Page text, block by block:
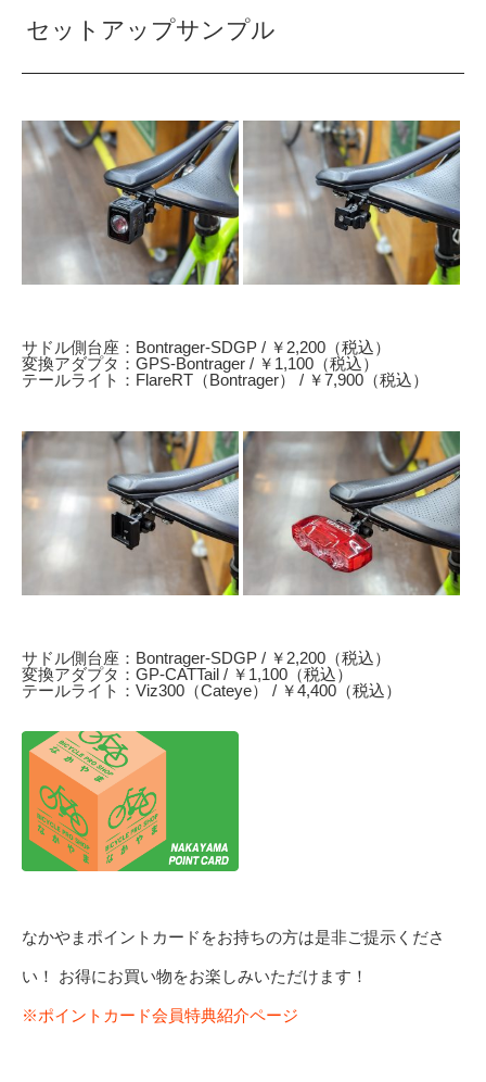
セットアップサンプル
サドル側台座：Bontrager-SDGP / ￥2,200（税込）
変換アダプタ：GPS-Bontrager / ￥1,100（税込）
テールライト：FlareRT（Bontrager） / ￥7,900（税込）
サドル側台座：Bontrager-SDGP / ￥2,200（税込）
変換アダプタ：GP-CATTail / ￥1,100（税込）
テールライト：Viz300（Cateye） / ￥4,400（税込）
なかやまポイントカードをお持ちの方は是非ご提示くださ
い！ お得にお買い物をお楽しみいただけます！
※ポイントカード会員特典紹介ページ